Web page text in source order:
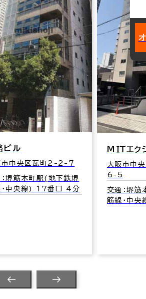
大阪市中央区久太郎町1-
6-5
交通：堺筋本町駅(地下鉄堺
筋線･中央線) 3番口 1分